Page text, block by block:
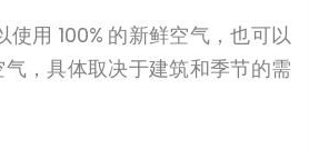
使用 100% 的新鲜空气，也可以
气，具体取决于建筑和季节的需